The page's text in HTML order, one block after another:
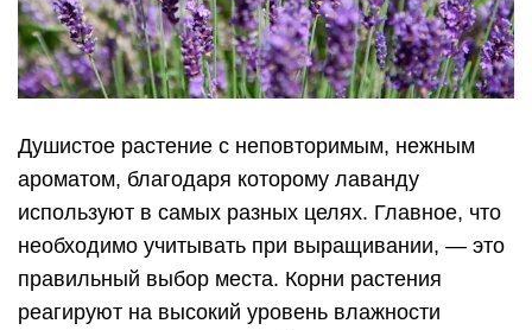
Душистое растение с неповторимым, нежным
ароматом, благодаря которому лаванду
используют в самых разных целях. Главное, что
необходимо учитывать при выращивании, — это
правильный выбор места. Корни растения
реагируют на высокий уровень влажности